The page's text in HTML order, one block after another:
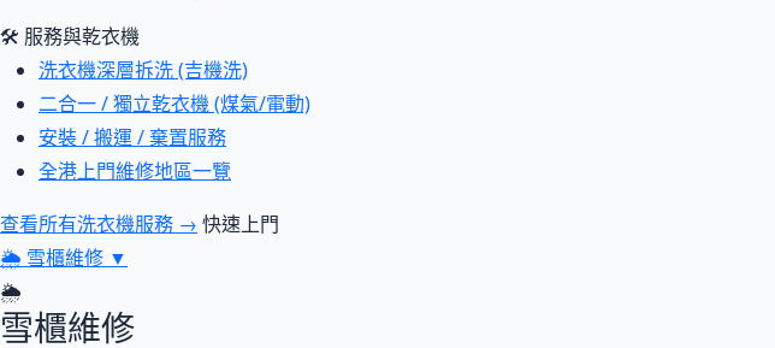
🛠 服務與乾衣機
洗衣機深層拆洗 (吉機洗)
二合一 / 獨立乾衣機 (煤氣/電動)
安裝 / 搬運 / 棄置服務
全港上門維修地區一覽
查看所有洗衣機服務 → 快速上門
🌦 雪櫃維修 ▼
🌦
雪櫃維修